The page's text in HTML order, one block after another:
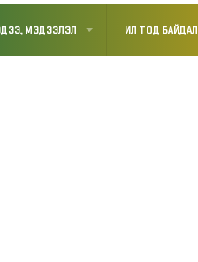
МЭДЭЭЛЭЛ ИЛ ТОД БАЙДАЛ